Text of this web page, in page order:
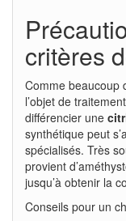
critères
Comme beaucoup
l’objet de
différencier une
synthétique peut
spécialisés. Très
provient
jusqu’à obtenir la
Conseils pour un